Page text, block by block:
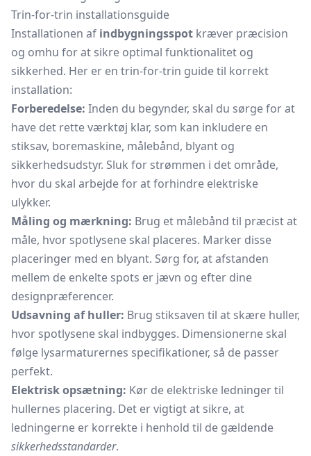
Trin-for-trin installationsguide
Installationen af indbygningsspot kræver præcision
og omhu for at sikre optimal funktionalitet og
sikkerhed. Her er en trin-for-trin guide til korrekt
installation:
Forberedelse: Inden du begynder, skal du sørge for at
have det rette værktøj klar, som kan inkludere en
stiksav, boremaskine, målebånd, blyant og
sikkerhedsudstyr. Sluk for strømmen i det område,
hvor du skal arbejde for at forhindre elektriske
ulykker.
Måling og mærkning: Brug et målebånd til præcist at
måle, hvor spotlysene skal placeres. Marker disse
placeringer med en blyant. Sørg for, at afstanden
mellem de enkelte spots er jævn og efter dine
designpræferencer.
Udsavning af huller: Brug stiksaven til at skære huller,
hvor spotlysene skal indbygges. Dimensionerne skal
følge lysarmaturernes specifikationer, så de passer
perfekt.
Elektrisk opsætning: Kør de elektriske ledninger til
hullernes placering. Det er vigtigt at sikre, at
ledningerne er korrekte i henhold til de gældende
sikkerhedsstandarder.